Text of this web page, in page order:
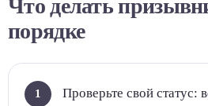
Что делать
порядке
Проверьте свой статус: